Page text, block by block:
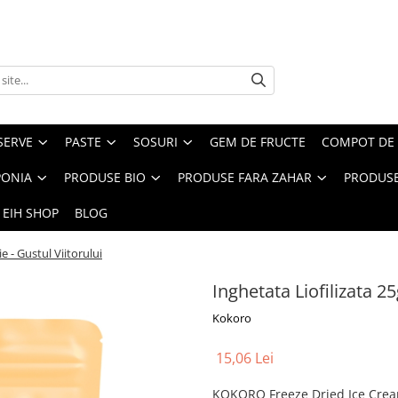
PASTE SOSURI GEM DE FRUCTE COMPOT DE
PRODUSE BIO PRODUSE FARA ZAHAR
SHOP BLOG
- Gustul Viitorului
Inghetata Liofilizata
Kokoro
15,06 Lei
KOKORO Freeze Dried Ice